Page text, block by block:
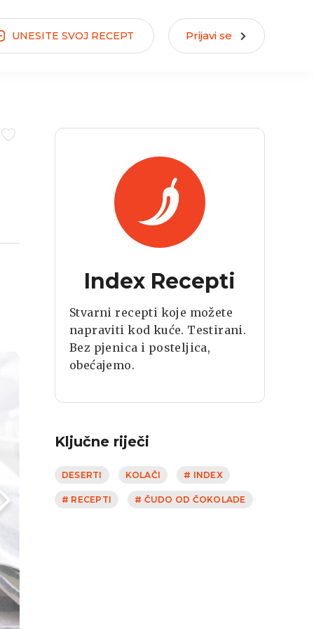
UNESITE SVOJ RECEPT Prijavi se
Index Recepti
Stvarni recepti koje možete
napraviti kod kuće. Testirani.
Bez pjenica i posteljica,
obećajemo.
Ključne riječi
DESERTI KOLAČI # INDEX
# RECEPTI # ČUDO OD ČOKOLADE